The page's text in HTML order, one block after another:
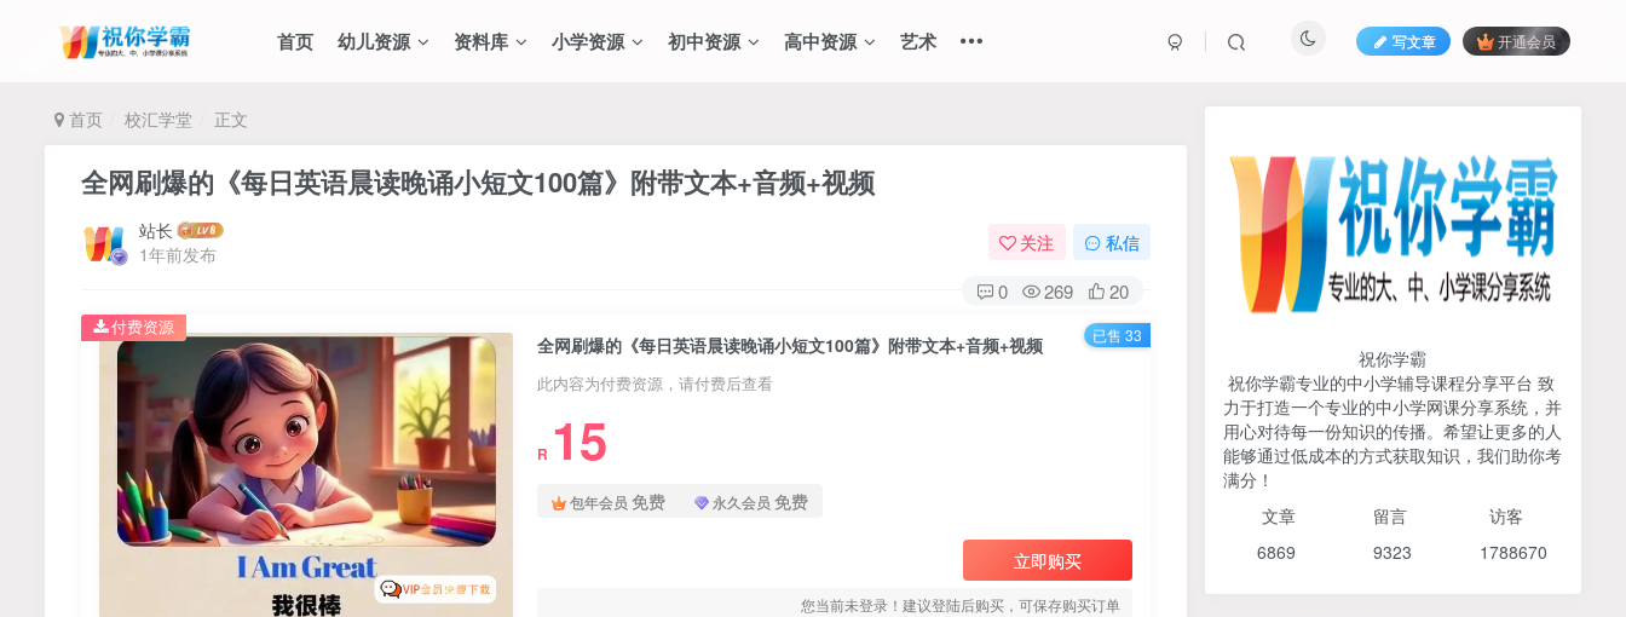
首页 幼儿资源 资料库 小学资源 初中资源 高中资源 艺术 写文章 开通会员
首页 校汇学堂 正文
全网刷爆的《每日英语晨读晚诵小短文100篇》附带文本+音频+视频
站长
1年前发布
关注 私信
0 269 20
全网刷爆的《每日英语晨读晚诵小短文100篇》附带文本+音频+视频
此内容为付费资源，请付费后查看
R 15
包年会员 免费 永久会员 免费
立即购买
您当前未登录！建议登陆后购买，可保存购买订单
付费资源 已售 33
731人已阅读
初中《中学教材全解》2025-2026七八九
TOP1
2026版《浙大优辅》数学公
式定理导引（小学+初中+高
中全套）PDF
3个月前 502人已阅读
TOP2
（分龄版/年龄阶段分类）
4个月前 491人已阅读
祝你学霸
祝你学霸专业的中小学辅导课程分享平台 致
力于打造一个专业的中小学网课分享系统，并
用心对待每一份知识的传播。希望让更多的人
能够通过低成本的方式获取知识，我们助你考
满分！
文章 留言 访客
6869 9323 1788670